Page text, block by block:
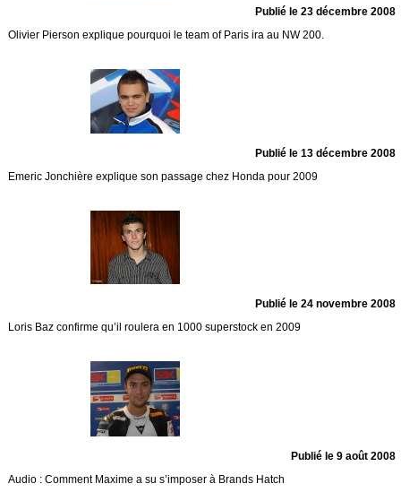
Publié le 23 décembre 2008
Olivier Pierson explique pourquoi le team of Paris ira au NW 200.
Publié le 13 décembre 2008
Emeric Jonchière explique son passage chez Honda pour 2009
Publié le 24 novembre 2008
Loris Baz confirme qu’il roulera en 1000 superstock en 2009
Publié le 9 août 2008
Audio : Comment Maxime a su s’imposer à Brands Hatch